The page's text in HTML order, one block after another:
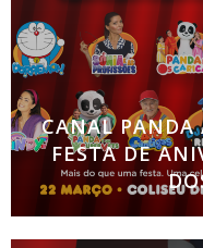
CANAL PANDA
FESTA DE
Espetáculo
canal infantil líder